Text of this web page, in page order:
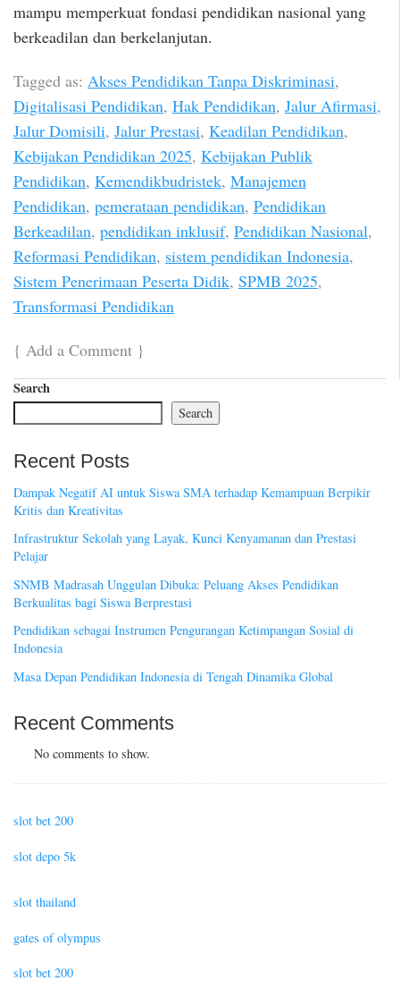
mampu memperkuat fondasi pendidikan nasional yang
berkeadilan dan berkelanjutan.
Tagged as: Akses Pendidikan Tanpa Diskriminasi,
Digitalisasi Pendidikan, Hak Pendidikan, Jalur Afirmasi,
Jalur Domisili, Jalur Prestasi, Keadilan Pendidikan,
Kebijakan Pendidikan 2025, Kebijakan Publik
Pendidikan, Kemendikbudristek, Manajemen
Pendidikan, pemerataan pendidikan, Pendidikan
Berkeadilan, pendidikan inklusif, Pendidikan Nasional,
Reformasi Pendidikan, sistem pendidikan Indonesia,
Sistem Penerimaan Peserta Didik, SPMB 2025,
Transformasi Pendidikan
{ Add a Comment }
Search
Search
Recent Posts
Dampak Negatif AI untuk Siswa SMA terhadap Kemampuan Berpikir
Kritis dan Kreativitas
Infrastruktur Sekolah yang Layak, Kunci Kenyamanan dan Prestasi
Pelajar
SNMB Madrasah Unggulan Dibuka: Peluang Akses Pendidikan
Berkualitas bagi Siswa Berprestasi
Pendidikan sebagai Instrumen Pengurangan Ketimpangan Sosial di
Indonesia
Masa Depan Pendidikan Indonesia di Tengah Dinamika Global
Recent Comments
No comments to show.
slot bet 200
slot depo 5k
slot thailand
gates of olympus
slot bet 200